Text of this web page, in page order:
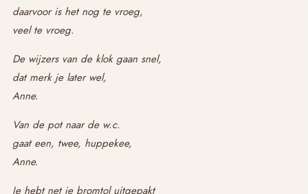
daarvoor is het nog te vroeg,
veel te vroeg.
De wijzers van de klok gaan snel,
dat merk je later wel,
Anne.
Van de pot naar de w.c.
gaat een, twee, huppekee,
Anne.
Je hebt net je bromtol uitgepakt